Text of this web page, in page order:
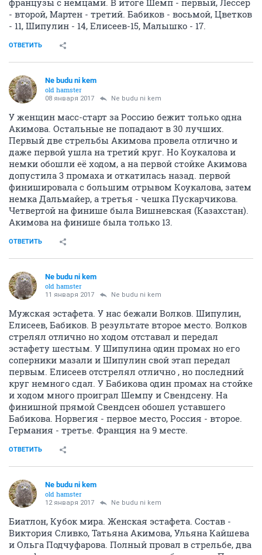
французы с немцами. В итоге Шемп - первый, Лессер
- второй, Мартен - третий. Бабиков - восьмой, Цветков
- 11, Шипулин - 14, Елисеев-15, Малышко - 17.
ОТВЕТИТЬ
Ne budu ni kem
old hamster
08 января 2017 Ne budu ni kem
У женщин масс-старт за Россию бежит только одна
Акимова. Остальные не попадают в 30 лучших.
Первый две стрельбы Акимова провела отлично и
даже первой ушла на третий круг. Но Коукалова и
немки обошли её ходом, а на первой стойке Акимова
допустила 3 промаха и откатилась назад. первой
финишировала с большим отрывом Коукалова, затем
немка Дальмайер, а третья - чешка Пускарчикова.
Четвертой на финише была Вишневская (Казахстан).
Акимова на финише была только 13.
ОТВЕТИТЬ
Ne budu ni kem
old hamster
11 января 2017 Ne budu ni kem
Мужская эстафета. У нас бежали Волков. Шипулин,
Елисеев, Бабиков. В результате второе место. Волков
стрелял отлично но ходом отставал и передал
эстафету шестым. У Шипулина один промах но его
соперники мазали и Шипулин свой этап передал
первым. Елисеев отстрелял отлично , но последний
круг немного сдал. У Бабикова один промах на стойке
и ходом много проиграл Шемпу и Свендсену. На
финишной прямой Свендсен обошел уставшего
Бабикова. Норвегия - первое место, Россия - второе.
Германия - третье. Франция на 9 месте.
ОТВЕТИТЬ
Ne budu ni kem
old hamster
12 января 2017 Ne budu ni kem
Биатлон, Кубок мира. Женская эстафета. Состав -
Виктория Сливко, Татьяна Акимова, Ульяна Кайшева
и Ольга Подчуфарова. Полный провал в стрельбе, два